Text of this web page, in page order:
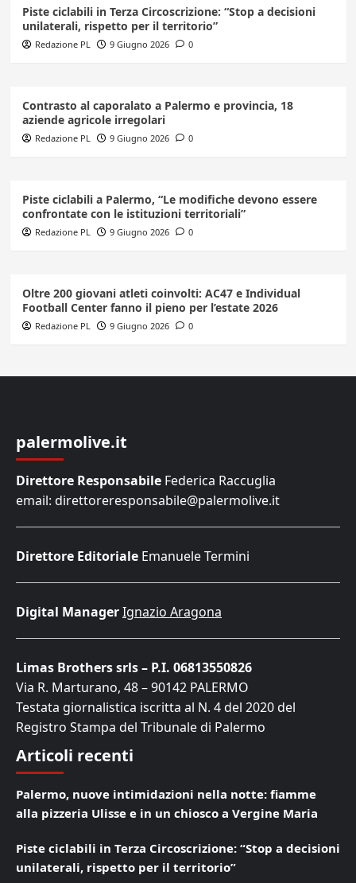
Piste ciclabili in Terza Circoscrizione: “Stop a decisioni
unilaterali, rispetto per il territorio”
Redazione PL 9 Giugno 2026 0
Contrasto al caporalato a Palermo e provincia, 18
aziende agricole irregolari
Redazione PL 9 Giugno 2026 0
Piste ciclabili a Palermo, “Le modifiche devono essere
confrontate con le istituzioni territoriali”
Redazione PL 9 Giugno 2026 0
Oltre 200 giovani atleti coinvolti: AC47 e Individual
Football Center fanno il pieno per l’estate 2026
Redazione PL 9 Giugno 2026 0
palermolive.it
Direttore Responsabile Federica Raccuglia
email: direttoreresponsabile@palermolive.it
Direttore Editoriale Emanuele Termini
Digital ManagerIgnazio Aragona
Limas Brothers srls – P.I. 06813550826
Via R. Marturano, 48 – 90142 PALERMO
Testata giornalistica iscritta al N. 4 del 2020 del
Registro Stampa del Tribunale di Palermo
Articoli recenti
Palermo, nuove intimidazioni nella notte: fiamme
alla pizzeria Ulisse e in un chiosco a Vergine Maria
Piste ciclabili in Terza Circoscrizione: “Stop a decisioni
unilaterali, rispetto per il territorio”